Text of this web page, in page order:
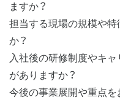
ますか？
担当する現場の規模や
か？
入社後の研修制度やキ
がありますか？
今後の事業展開や重点